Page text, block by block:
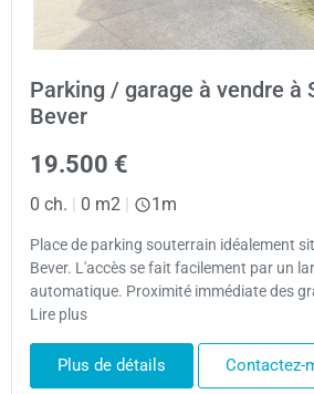
Parking / garage à vendre à
Bever
19.500 €
0 ch. | 0 m2 | 1m
Place de parking souterrain idéalement
Bever. L'accès se fait facilement par un
automatique. Proximité immédiate des
Lire plus
Plus de détails Contactez-